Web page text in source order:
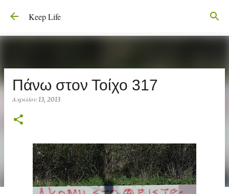
Μετάβαση στο κύριο περιεχόμενο
Keep Life
Πάνω στον Τοίχο 317
Απριλίου 13, 2013